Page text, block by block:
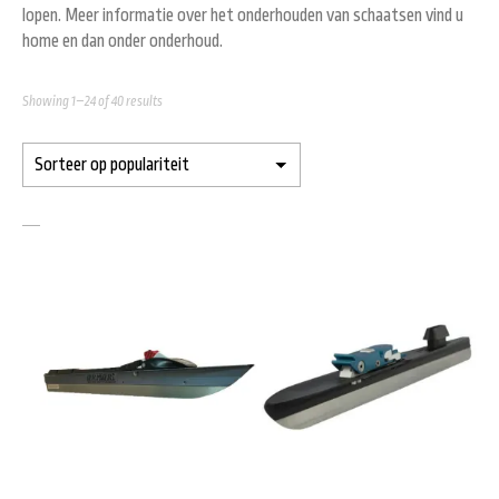
lopen. Meer informatie over het onderhouden van schaatsen vind u
home en dan onder onderhoud.
Showing 1–24 of 40 results